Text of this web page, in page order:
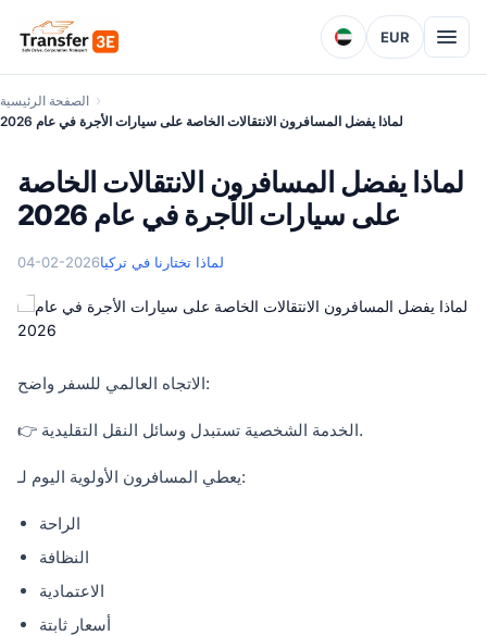
EUR
الصفحة الرئيسية
لماذا يفضل المسافرون الانتقالات الخاصة على سيارات الأجرة في عام 2026
لماذا يفضل المسافرون الانتقالات الخاصة
على سيارات الأجرة في عام 2026
04-02-2026لماذا تختارنا في تركيا
الاتجاه العالمي للسفر واضح:
👉 الخدمة الشخصية تستبدل وسائل النقل التقليدية.
يعطي المسافرون الأولوية اليوم لـ:
الراحة
النظافة
الاعتمادية
أسعار ثابتة